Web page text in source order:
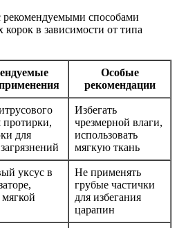
способами
в зависимости от типа
Особые
рекомендации
протирки,
для
Избегать
чрезмерной влаги,
использовать
мягкую ткань
уксус в
Не применять
грубые частички
для избегания
царапин